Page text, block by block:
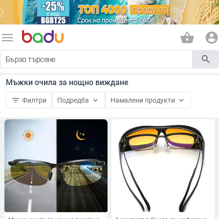
menu shopping_basket account_circle
search
Мъжки очила за нощно виждане
filter_list Филтри Подредба keyboard_arrow_down Намалени продукти keyboard_arrow_down